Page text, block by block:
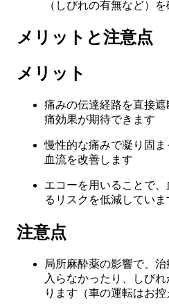
（しびれの有無など）
メリットと注意点
メリット
痛みの伝達経路を直接
痛効果が期待できます
慢性的な痛みで凝り固ま
血流を改善します
エコーを用いることで
るリスクを低減していま
注意点
局所麻酔薬の影響で、
入らなかったり、しび
ります（車の運転はお控